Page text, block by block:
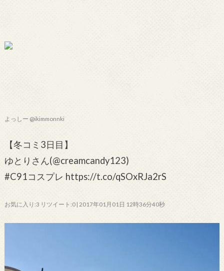
よっしー @ikimmonnki
【冬コミ3日目】
ゆとりさん(@creamcandy123)
#C91コスプレ https://t.co/qSOxRJa2rS
お気に入り:3 リツイート:0 | 2017年01月01日 12時36分40秒